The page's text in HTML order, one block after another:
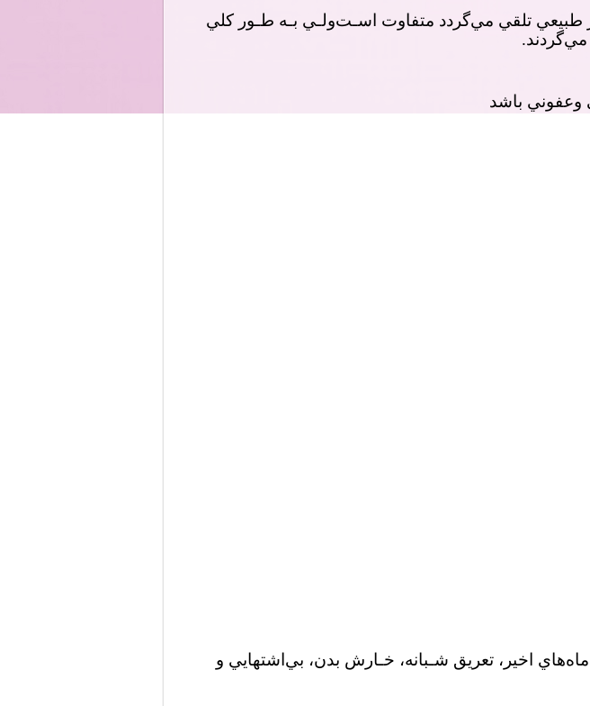
ﻃﺒﻴﻌﻲ ﺗﻠﻘﻲ ﻣﻲﮔﺮدد ﻣﺘﻔﺎوت اﺳـﺖوﻟـﻲ ﺑـﻪ ﻃـﻮر ﻛﻠﻲ
وﻋﻔﻮﻧﻲ ﺑﺎﺷﺪ
وزن ﺑﻪﻣﻴﺰان ﺣﺪاﻗﻞ 10درﺻﺪ ﻃﻲ ﻣﺎهﻫﺎي اﺧﻴﺮ، ﺗﻌﺮﻳﻖ ﺷـﺒﺎﻧﻪ، ﺧـﺎرش ﺑﺪن، ﺑﻲاﺷﺘﻬﺎﻳﻲ و